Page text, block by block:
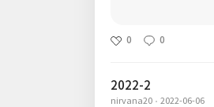
0 0
2022-2
nirvana20 2022-06-06